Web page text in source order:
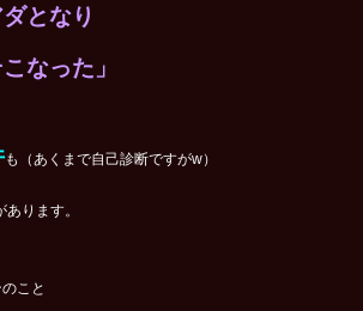
となり
なった」
も（あくまで自己診断ですがw）
あります。
こと